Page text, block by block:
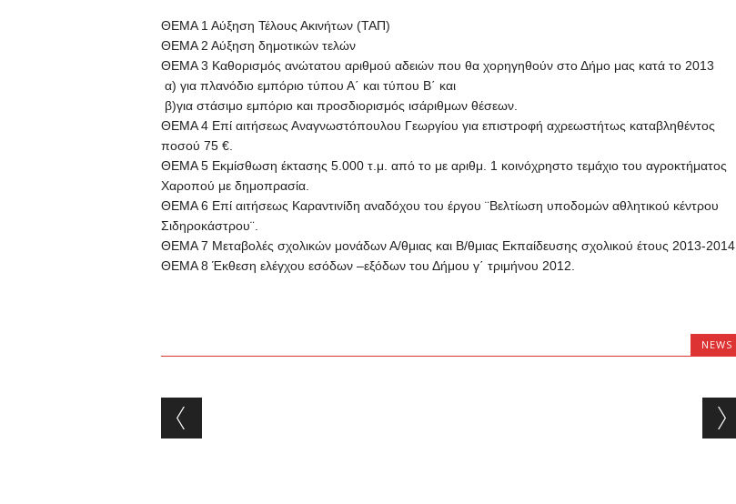
ΘΕΜΑ 1 Αύξηση Τέλους Ακινήτων (ΤΑΠ)
ΘΕΜΑ 2 Αύξηση δημοτικών τελών
ΘΕΜΑ 3 Καθορισμός ανώτατου αριθμού αδειών που θα χορηγηθούν στο Δήμο μας κατά το 2013
α) για πλανόδιο εμπόριο τύπου Α΄ και τύπου Β΄ και
β)για στάσιμο εμπόριο και προσδιορισμός ισάριθμων θέσεων.
ΘΕΜΑ 4 Επί αιτήσεως Αναγνωστόπουλου Γεωργίου για επιστροφή αχρεωστήτως καταβληθέντος
ποσού 75 €.
ΘΕΜΑ 5 Εκμίσθωση έκτασης 5.000 τ.μ. από το με αριθμ. 1 κοινόχρηστο τεμάχιο του αγροκτήματος
Χαροπού με δημοπρασία.
ΘΕΜΑ 6 Επί αιτήσεως Καραντινίδη αναδόχου του έργου ¨Βελτίωση υποδομών αθλητικού κέντρου
Σιδηροκάστρου¨.
ΘΕΜΑ 7 Μεταβολές σχολικών μονάδων Α/θμιας και Β/θμιας Εκπαίδευσης σχολικού έτους 2013-2014.
ΘΕΜΑ 8 Έκθεση ελέγχου εσόδων –εξόδων του Δήμου γ΄ τριμήνου 2012.
NEWS
Post navigation